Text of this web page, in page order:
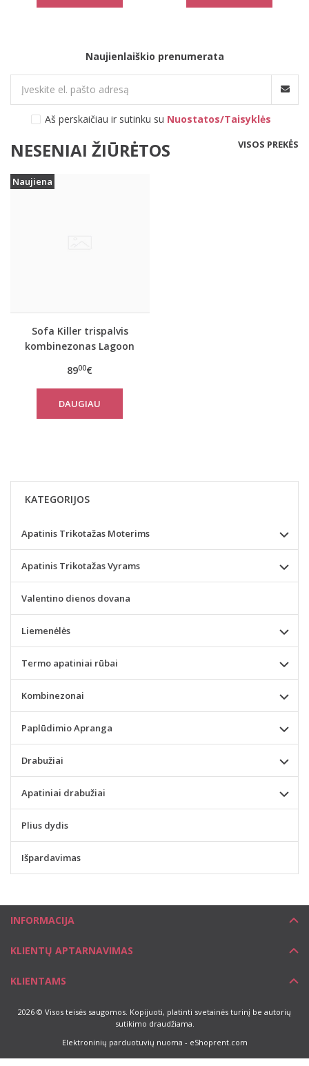
Naujienlaiškio prenumerata
Aš perskaičiau ir sutinku su Nuostatos/Taisyklės
NESENIAI ŽIŪRĖTOS VISOS PREKĖS
Naujiena
Sofa Killer trispalvis
kombinezonas Lagoon
8900€
DAUGIAU
KATEGORIJOS
Apatinis Trikotažas Moterims
Apatinis Trikotažas Vyrams
Valentino dienos dovana
Liemenėlės
Termo apatiniai rūbai
Kombinezonai
Paplūdimio Apranga
Drabužiai
Apatiniai drabužiai
Plius dydis
Išpardavimas
INFORMACIJA
KLIENTŲ APTARNAVIMAS
KLIENTAMS
2026 © Visos teisės saugomos. Kopijuoti, platinti svetainės turinį be autorių
sutikimo draudžiama.
Elektroninių parduotuvių nuoma - eShoprent.com